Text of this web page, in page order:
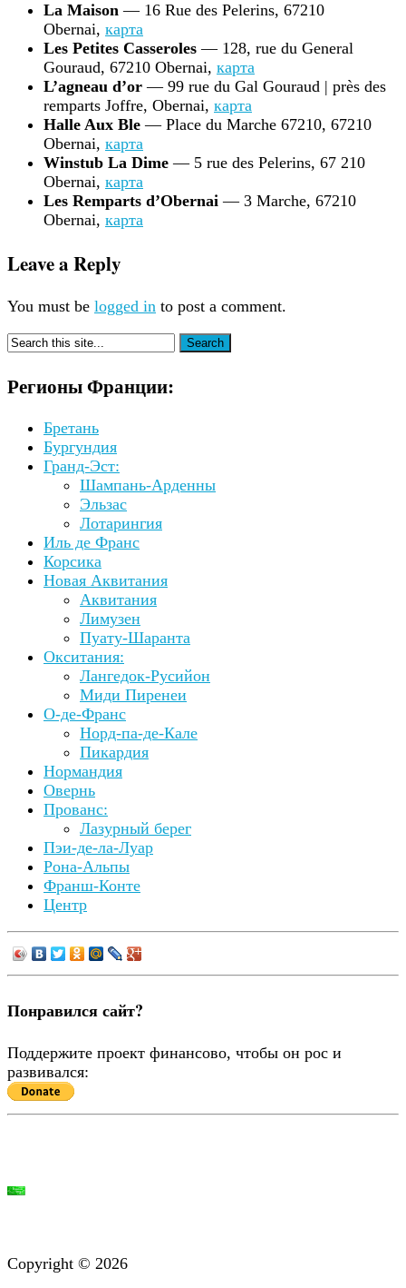
La Maison — 16 Rue des Pelerins, 67210
Obernai, карта
Les Petites Casseroles — 128, rue du General
Gouraud, 67210 Obernai, карта
L’agneau d’or — 99 rue du Gal Gouraud | près des
remparts Joffre, Obernai, карта
Halle Aux Ble — Place du Marche 67210, 67210
Obernai, карта
Winstub La Dime — 5 rue des Pelerins, 67 210
Obernai, карта
Les Remparts d’Obernai — 3 Marche, 67210
Obernai, карта
Leave a Reply
You must be logged in to post a comment.
Регионы Франции:
Бретань
Бургундия
Гранд-Эст:
Шампань-Арденны
Эльзас
Лотарингия
Иль де Франс
Корсика
Новая Аквитания
Аквитания
Лимузен
Пуату-Шаранта
Окситания:
Лангедок-Русийон
Миди Пиренеи
О-де-Франс
Норд-па-де-Кале
Пикардия
Нормандия
Овернь
Прованс:
Лазурный берег
Пэи-де-ла-Луар
Рона-Альпы
Франш-Конте
Центр
Понравился сайт?
Поддержите проект финансово, чтобы он рос и
развивался:
Copyright © 2026